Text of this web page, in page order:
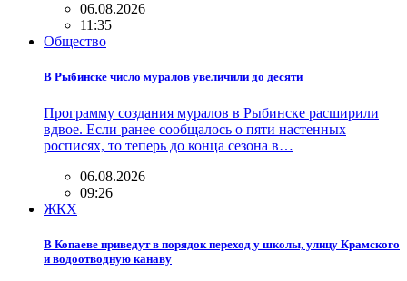
06.08.2026
11:35
Общество
В Рыбинске число муралов увеличили до десяти
Программу создания муралов в Рыбинске расширили
вдвое. Если ранее сообщалось о пяти настенных
росписях, то теперь до конца сезона в…
06.08.2026
09:26
ЖКХ
В Копаеве приведут в порядок переход у школы, улицу Крамского
и водоотводную канаву